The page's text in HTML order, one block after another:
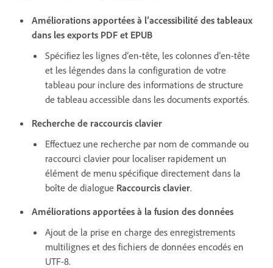
Améliorations apportées à l’accessibilité des tableaux
dans les exports PDF et EPUB
Spécifiez les lignes d’en-tête, les colonnes d’en-tête
et les légendes dans la configuration de votre
tableau pour inclure des informations de structure
de tableau accessible dans les documents exportés.
Recherche de raccourcis clavier
Effectuez une recherche par nom de commande ou
raccourci clavier pour localiser rapidement un
élément de menu spécifique directement dans la
boîte de dialogue Raccourcis clavier.
Améliorations apportées à la fusion des données
Ajout de la prise en charge des enregistrements
multilignes et des fichiers de données encodés en
UTF-8.